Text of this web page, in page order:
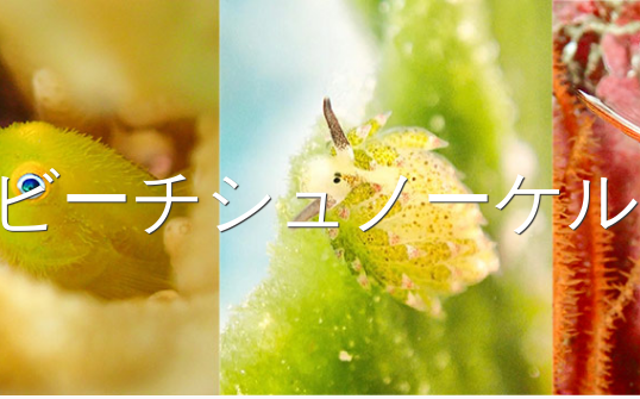
ビーチシュノーケル